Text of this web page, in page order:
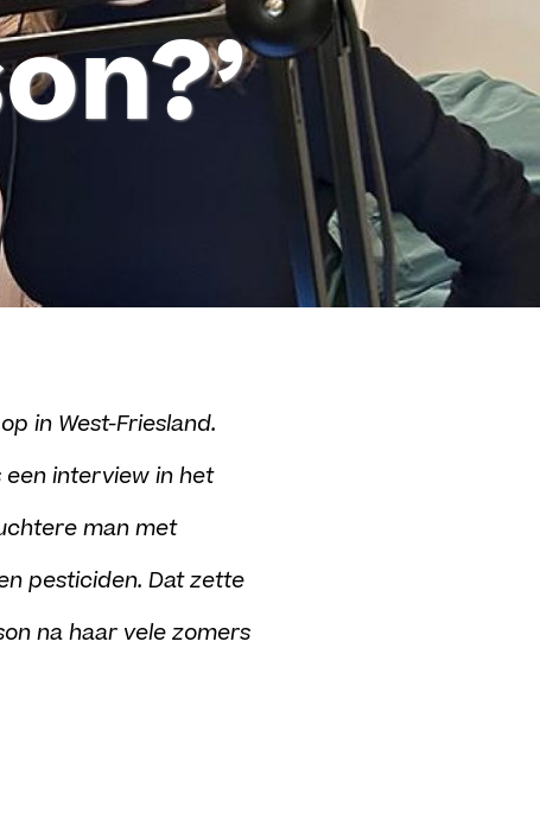
in West-Friesland.
interview in het
man met
pesticiden. Dat zette
na haar vele zomers